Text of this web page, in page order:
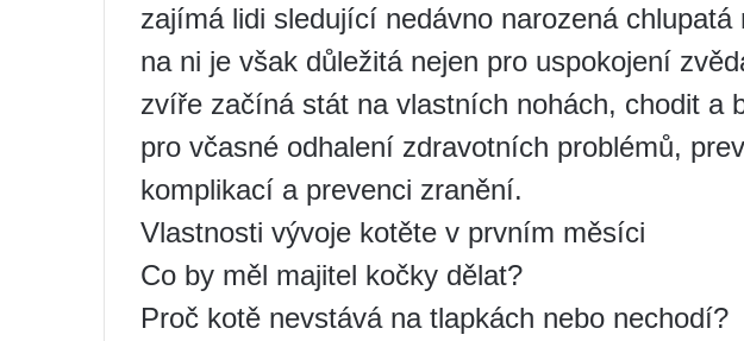
zajímá lidi sledující nedávno narozená
na ni je však důležitá nejen pro uspokojení
zvíře začíná stát na vlastních nohách, chodit a
pro včasné odhalení zdravotních problémů,
komplikací a prevenci zranění.
Vlastnosti vývoje kotěte v prvním měsíci
Co by měl majitel kočky dělat?
Proč kotě nevstává na tlapkách nebo nechodí?